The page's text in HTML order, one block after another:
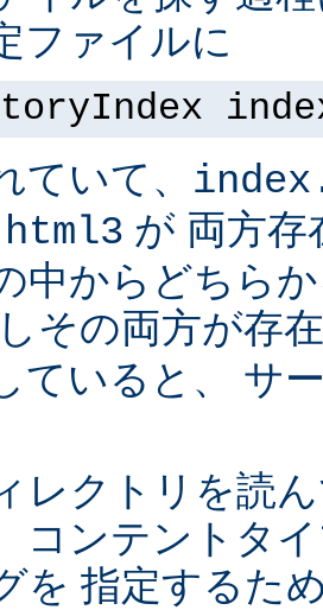
ファイルに
ていて、
が 両方存
中からどちら
その両方が存
ていると、 サ
レクトリを読
コンテントタ
を 指定するた